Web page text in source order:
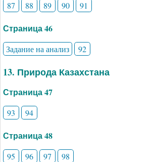
87 88 89 90 91
Страница 46
Задание на анализ 92
13. Природа Казахстана
Страница 47
93 94
Страница 48
95 96 97 98